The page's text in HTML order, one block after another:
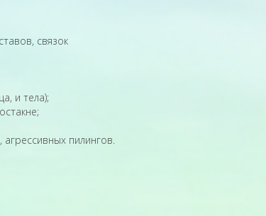
связок
и тела);
агрессивных пилингов.